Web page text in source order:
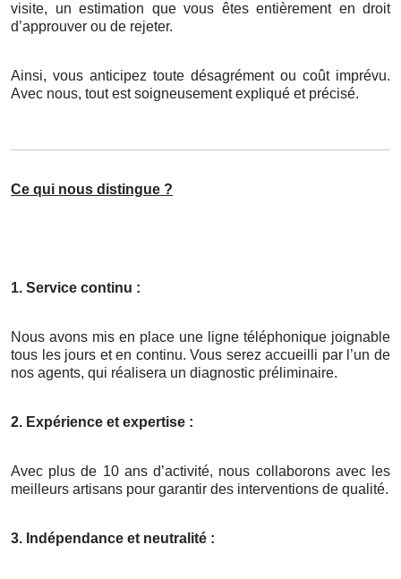
visite, un estimation que vous êtes entièrement en droit
d’approuver ou de rejeter.
Ainsi, vous anticipez toute désagrément ou coût imprévu.
Avec nous, tout est soigneusement expliqué et précisé.
Ce qui nous distingue ?
1. Service continu :
Nous avons mis en place une ligne téléphonique joignable
tous les jours et en continu. Vous serez accueilli par l’un de
nos agents, qui réalisera un diagnostic préliminaire.
2. Expérience et expertise :
Avec plus de 10 ans d’activité, nous collaborons avec les
meilleurs artisans pour garantir des interventions de qualité.
3. Indépendance et neutralité :